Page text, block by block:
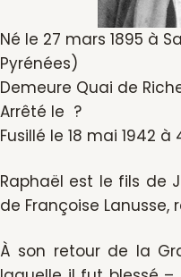
Né le 27 mars 1895 à
Pyrénées)
Demeure Quai de
Arrêté le ?
Fusillé le 18 mai 1942 à
Raphaël est le fils de
de Françoise Lanusse,
À son retour de la